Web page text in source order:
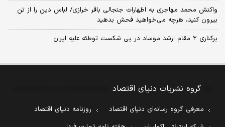
واکنش محمد مهاجری به اظهارات جنجالی باقر خرازی/ لباس دین را از تن
بیرون کنید، هرچه می‌خواهید فحش بدهید
برکناری ۲ مقام‌ ارشد موساد در پی شکست توطئه علیه ایران
گروه نشریات دنیای اقتصاد
معرفی گروه رسانه‌ای دنیای اقتصاد
روزنامه دنیای اقتصاد